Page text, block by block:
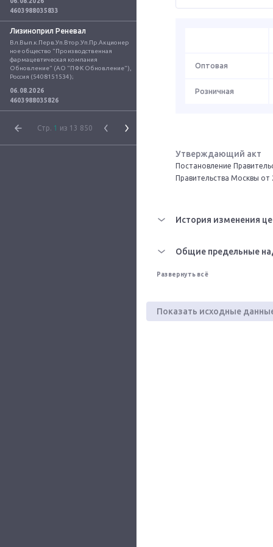
4603988035833
Лизиноприл Реневал
Вл.Вып.к.Перв.Уп.Втор.Уп.Пр.Акционер
ное общество "Производственная
фармацевтическая компания
Обновление" (АО "ПФК Обновление"),
Россия (5408151534);
06.08.2026
4603988035826
Стр. 1 из 13 850
Оптовая
Розничная
Утверждающий акт
Постановление
Правительства Москвы
История изменения
Общие предельные
Развернуть всё
Показать исходные